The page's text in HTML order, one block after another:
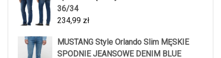
36/34
234,99 zł
MUSTANG Style Orlando Slim MĘSKIE
SPODNIE JEANSOWE DENIM BLUE